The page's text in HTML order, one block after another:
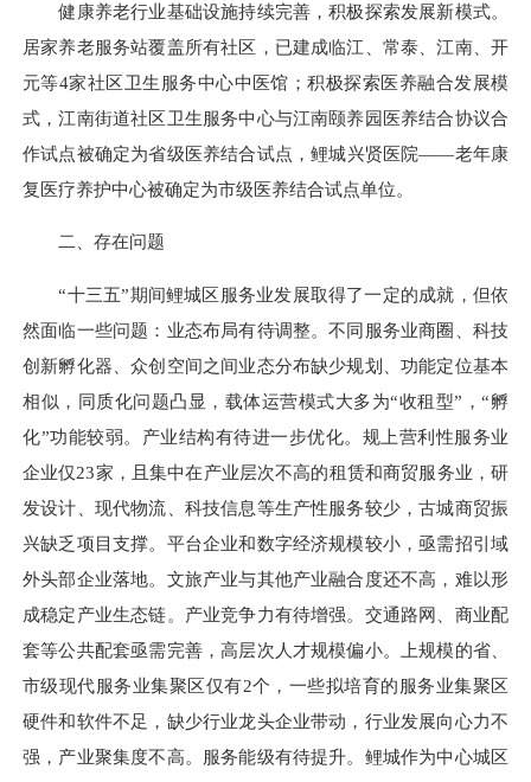
健康养老行业基础设施持续完善，积极探索发展新模式。
居家养老服务站覆盖所有社区，已建成临江、常泰、江南、开
元等4家社区卫生服务中心中医馆；积极探索医养融合发展模
式，江南街道社区卫生服务中心与江南颐养园医养结合协议合
作试点被确定为省级医养结合试点，鲤城兴贤医院——老年康
复医疗养护中心被确定为市级医养结合试点单位。
二、存在问题
“十三五”期间鲤城区服务业发展取得了一定的成就，但依
然面临一些问题：业态布局有待调整。不同服务业商圈、科技
创新孵化器、众创空间之间业态分布缺少规划、功能定位基本
相似，同质化问题凸显，载体运营模式大多为“收租型”，“孵
化”功能较弱。产业结构有待进一步优化。规上营利性服务业
企业仅23家 ，且集中在产业层次不高的租赁和商贸服务业，研
发设计、现代物流、科技信息等生产性服务较少，古城商贸振
兴缺乏项目支撑。平台企业和数字经济规模较小，亟需招引域
外头部企业落地。文旅产业与其他产业融合度还不高，难以形
成稳定产业生态链。产业竞争力有待增强。交通路网、商业配
套等公共配套亟需完善，高层次人才规模偏小。上规模的省、
市级现代服务业集聚区仅有2个，一些拟培育的服务业集聚区
硬件和软件不足，缺少行业龙头企业带动，行业发展向心力不
强，产业聚集度不高。服务能级有待提升。鲤城作为中心城区